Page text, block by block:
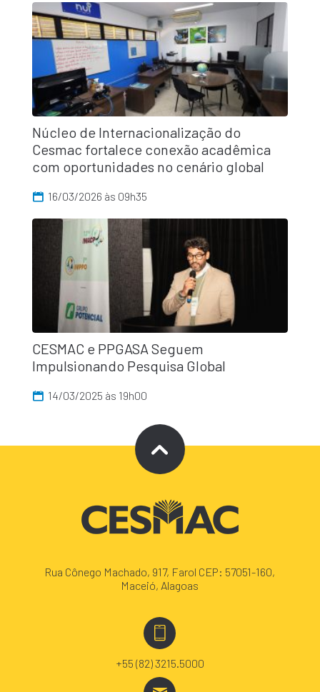
Núcleo de Internacionalização do
Cesmac fortalece conexão acadêmica
com oportunidades no cenário global
16/03/2026 às 09h35
CESMAC e PPGASA Seguem
Impulsionando Pesquisa Global
14/03/2025 às 19h00
Rua Cônego Machado, 917, Farol CEP: 57051-160,
Maceió, Alagoas
+55 (82) 3215.5000